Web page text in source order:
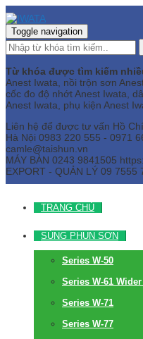
Toggle navigation
Từ khóa được tìm kiếm
Anest Iwata, nồi trộn sơn
cốc đo độ nhớt Anest Iwata,
Anest Iwata, phụ kiện Anest
Liên hệ để được tư vấn Hồ
Hà Nội 0983 220 555 - 0971
camle@taishun.vn
MÁY BÀN 0243 9841505
EXPORT - QUẢN LÝ 09 7555
TRANG CHỦ
SÚNG PHUN SƠN
Series W-50
Series W-61 Wider
Series W-71
Series W-77